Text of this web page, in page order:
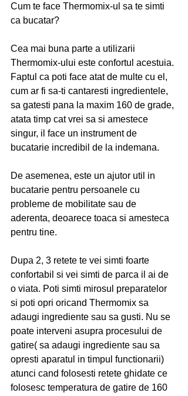
Cum te face Thermomix-ul sa te simti
ca bucatar?
Cea mai buna parte a utilizarii
Thermomix-ului este confortul acestuia.
Faptul ca poti face atat de multe cu el,
cum ar fi sa-ti cantaresti ingredientele,
sa gatesti pana la maxim 160 de grade,
atata timp cat vrei sa si amestece
singur, il face un instrument de
bucatarie incredibil de la indemana.
De asemenea, este un ajutor util in
bucatarie pentru persoanele cu
probleme de mobilitate sau de
aderenta, deoarece toaca si amesteca
pentru tine.
Dupa 2, 3 retete te vei simti foarte
confortabil si vei simti de parca il ai de
o viata. Poti simti mirosul preparatelor
si poti opri oricand Thermomix sa
adaugi ingrediente sau sa gusti. Nu se
poate interveni asupra procesului de
gatire( sa adaugi ingrediente sau sa
opresti aparatul in timpul functionarii)
atunci cand folosesti retete ghidate ce
folosesc temperatura de gatire de 160